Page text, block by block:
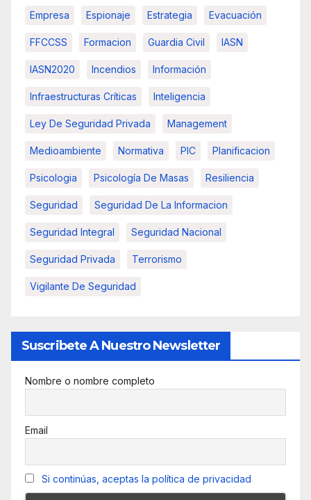
Empresa Espionaje Estrategia Evacuación
FFCCSS Formacion Guardia Civil IASN
IASN2020 Incendios Información
Infraestructuras Críticas Inteligencia
Ley De Seguridad Privada Management
Medioambiente Normativa PIC Planificacion
Psicologia Psicología De Masas Resiliencia
Seguridad Seguridad De La Informacion
Seguridad Integral Seguridad Nacional
Seguridad Privada Terrorismo
Vigilante De Seguridad
Suscribete A Nuestro Newsletter
Nombre o nombre completo
Email
Si continúas, aceptas la política de privacidad